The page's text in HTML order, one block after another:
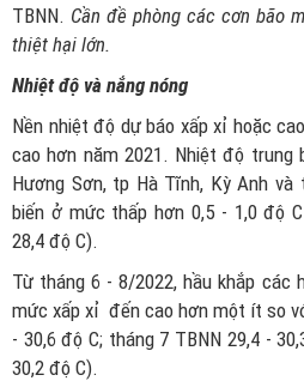
TBNN. Cần đề phòng các cơn bão
thiệt hại lớn.
Nhiệt độ và nắng nóng
Nền nhiệt độ dự báo xấp xỉ hoặc
cao hơn năm 2021. Nhiệt độ trung
Hương Sơn, tp Hà Tĩnh, Kỳ Anh và
biến ở mức thấp hơn 0,5 - 1,0 độ
28,4 độ C).
Từ tháng 6 - 8/2022, hầu khắp các
mức xấp xỉ đến cao hơn một ít so
- 30,6 độ C; tháng 7 TBNN 29,4 -
30,2 độ C).